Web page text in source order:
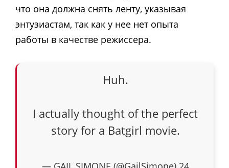
что она должна снять ленту, указывая
энтузиастам, так как у нее нет опыта
работы в качестве режиссера.
Huh.
I actually thought of the perfect
story for a Batgirl movie.